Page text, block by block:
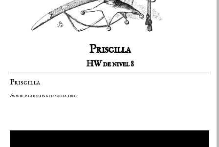
Priscilla
HW de nivel 8
Priscilla
/www.echolinkflorida.org